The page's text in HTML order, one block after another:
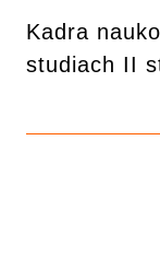
Kadra
studiach II